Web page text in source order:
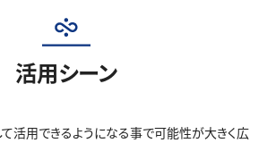
活用シーン
活用できるようになる事で可能性が大きく広